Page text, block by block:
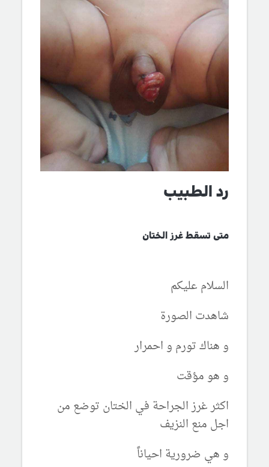
رد الطبيب
متى تسقط غرز الختان
السلام عليكم
شاهدت الصورة
و هناك تورم و احمرار
و هو مؤقت
اكثر غرز الجراحة في الختان توضع من
اجل منع النزيف
و هي ضرورية احياناً